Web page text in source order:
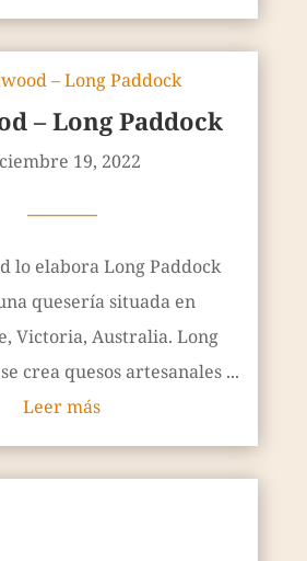
– Long Paddock
19, 2022
————
lo elabora Long Paddock
quesería situada en
Victoria, Australia. Long
crea quesos artesanales ...
Leer más